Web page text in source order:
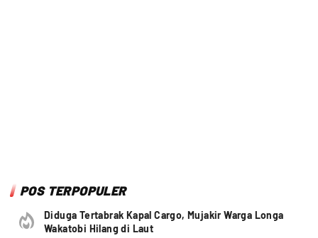
POS TERPOPULER
Diduga Tertabrak Kapal Cargo, Mujakir Warga Longa
Wakatobi Hilang di Laut